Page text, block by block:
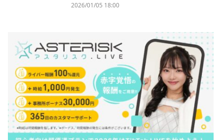
2026/01/05 18:00